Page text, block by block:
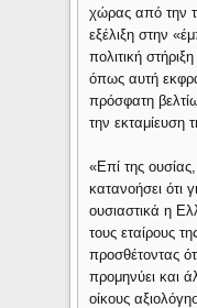
χώρας από την
εξέλιξη στην
πολιτική
όπως αυτή
πρόσφατη
την εκταμίευση
«Επί της
κατανοήσει ότι
ουσιαστικά η
τους εταίρους
προσθέτοντας
προμηνύει και
οίκους